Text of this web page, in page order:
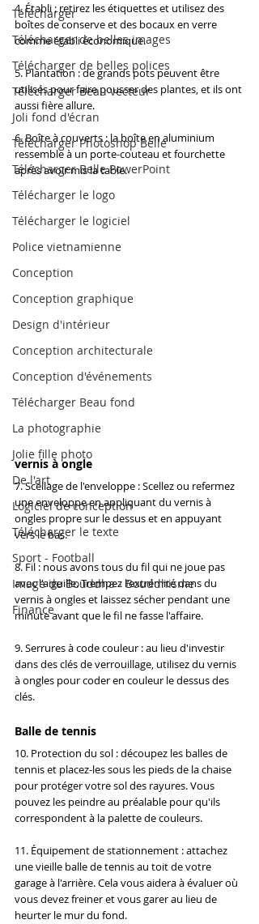
Télécharger
Télécharger de belles images
Télécharger de belles polices
Télécharger Beau vecteur
Joli fond d'écran
Télécharger Photoshop Belle
Télécharger Belle PowerPoint
Télécharger le logo
Télécharger le logiciel
Police vietnamienne
Conception
Conception graphique
Design d'intérieur
Conception architecturale
Conception d'événements
Télécharger Beau fond
La photographie
Jolie fille photo
De l'art
Logiciel de conception
Télécharger le texte
Sport - Football
Image de Bouddha - Bouddhisme
Finance
4. Établi : retirez les étiquettes et utilisez des
boîtes de conserve et des bocaux en verre
comme établi économique.
5. Plantation : de grands pots peuvent être
utilisés pour faire pousser des plantes, et ils ont
aussi fière allure.
6. Boîte à couverts : la boîte en aluminium
ressemble à un porte-couteau et fourchette
après avoir mis la table.
vernis à ongle
7. Scellage de l'enveloppe : Scellez ou refermez
une enveloppe en appliquant du vernis à
ongles propre sur le dessus et en appuyant
vers le bas.
8. Fil : nous avons tous du fil qui ne joue pas
avec l'aiguille. Trempez l'extrémité dans du
vernis à ongles et laissez sécher pendant une
minute avant que le fil ne fasse l'affaire.
9. Serrures à code couleur : au lieu d'investir
dans des clés de verrouillage, utilisez du vernis
à ongles pour coder en couleur le dessus des
clés.
Balle de tennis
10. Protection du sol : découpez les balles de
tennis et placez-les sous les pieds de la chaise
pour protéger votre sol des rayures. Vous
pouvez les peindre au préalable pour qu'ils
correspondent à la palette de couleurs.
11. Équipement de stationnement : attachez
une vieille balle de tennis au toit de votre
garage à l'arrière. Cela vous aidera à évaluer où
vous devez freiner et vous garer au lieu de
heurter le mur du fond.